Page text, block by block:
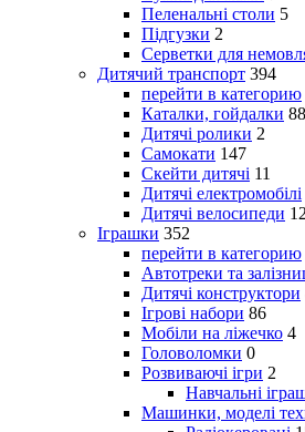
Пеленальні столи 5
Підгузки 2
Серветки для
Дитячий транспорт 394
перейти в категорию
Каталки, гойдалки 88
Дитячі ролики 2
Самокати 147
Скейти дитячі 11
Дитячі електромобілі
Дитячі велосипеди
Іграшки 352
перейти в категорию
Автотреки та
Дитячі конструктори
Ігрові набори 86
Мобіли на ліжечко 4
Головоломки 0
Розвиваючі ігри 2
Навчальні
Машинки, моделі